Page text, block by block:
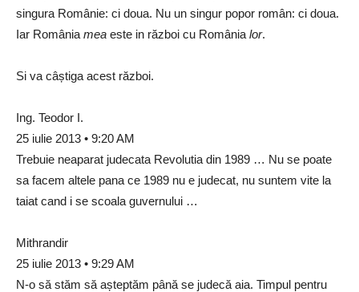
singura Românie: ci doua. Nu un singur popor român: ci doua.
Iar România mea este in război cu România lor.
Si va câștiga acest război.
Ing. Teodor I.
25 iulie 2013 • 9:20 AM
Trebuie neaparat judecata Revolutia din 1989 … Nu se poate
sa facem altele pana ce 1989 nu e judecat, nu suntem vite la
taiat cand i se scoala guvernului …
Mithrandir
25 iulie 2013 • 9:29 AM
N-o să stăm să așteptăm până se judecă aia. Timpul pentru